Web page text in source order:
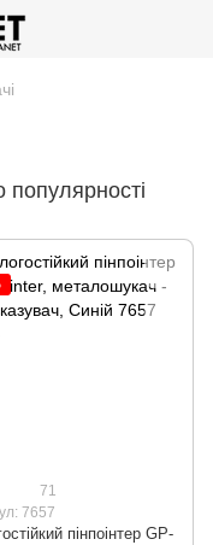
популярності
71
7657
пінпоінтер GP-